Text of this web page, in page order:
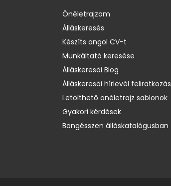
Önéletrajzom
Álláskeresés
Készíts angol CV-t
Munkáltató keresése
Álláskeresői Blog
Álláskeresői hírlevél feliratkozás
Letölthető önéletrajz sablonok
Gyakori kérdések
Böngésszen álláskatalógusban